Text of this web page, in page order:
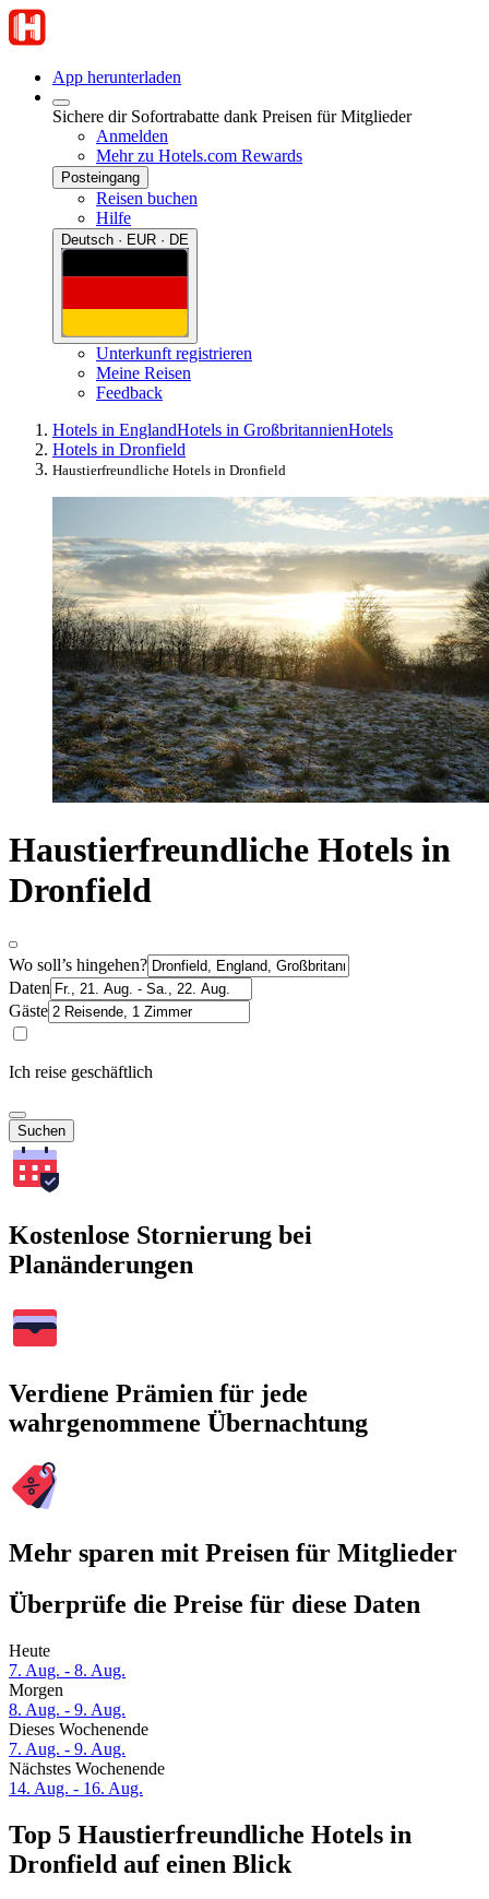
App herunterladen
Sichere dir Sofortrabatte dank Preisen für Mitglieder
Anmelden
Mehr zu Hotels.com Rewards
Posteingang
Reisen buchen
Hilfe
Deutsch · EUR · DE
Unterkunft registrieren
Meine Reisen
Feedback
Hotels in EnglandHotels in GroßbritannienHotels
Hotels in Dronfield
Haustierfreundliche Hotels in Dronfield
Haustierfreundliche Hotels in
Dronfield
Wo soll’s hingehen?
Daten
Gäste
Ich reise geschäftlich
Suchen
Kostenlose Stornierung bei
Planänderungen
Verdiene Prämien für jede
wahrgenommene Übernachtung
Mehr sparen mit Preisen für Mitglieder
Überprüfe die Preise für diese Daten
Heute
7. Aug. - 8. Aug.
Morgen
8. Aug. - 9. Aug.
Dieses Wochenende
7. Aug. - 9. Aug.
Nächstes Wochenende
14. Aug. - 16. Aug.
Top 5 Haustierfreundliche Hotels in
Dronfield auf einen Blick